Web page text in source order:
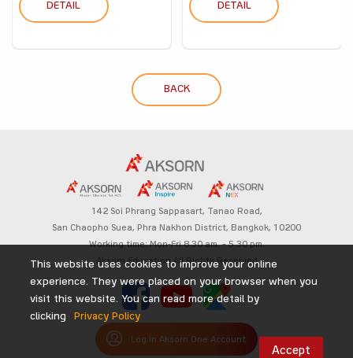
DETAIL DETAIL
BACK
142 Soi Phrang Sappasart, Tanao Road,
San Chaopho Suea, Phra Nakhon District, Bangkok, 10200
Working time: Mon-Fri 8.30 am. – 5.30 pm.
Aksorn Education All Rights Reserved
Log in Aksorn One Account
This website uses cookies to improve your online
experience. They were placed on your browser when you
visit this website. You can read more detail by
clicking
Privacy Policy
Accept